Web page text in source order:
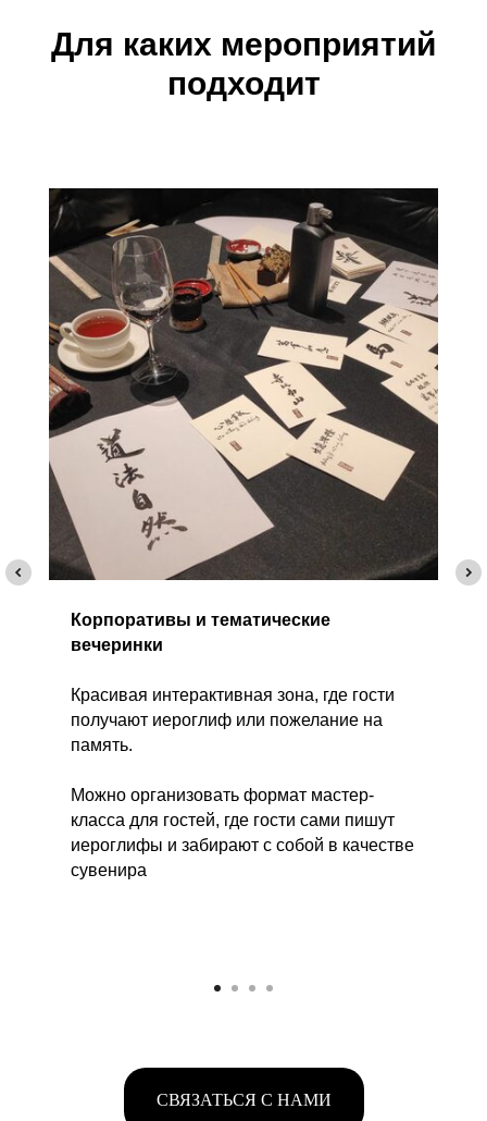
Для каких мероприятий
подходит
Корпоративы и тематические
вечеринки
Красивая интерактивная зона, где гости
получают иероглиф или пожелание на
память.
Можно организовать формат мастер-
класса для гостей, где гости сами пишут
иероглифы и забирают с собой в качестве
сувенира
СВЯЗАТЬСЯ С НАМИ